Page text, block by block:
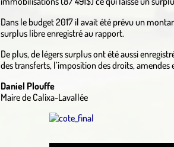
Dans le budget 2017 il avait été prévu un
surplus libre enregistré au rapport.
De plus, de légers surplus ont été aussi
des transferts, l’imposition des droits,
Daniel Plouffe
Maire de Calixa-Lavallée